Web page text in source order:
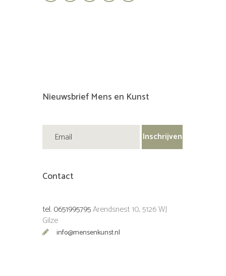
Nieuwsbrief Mens en Kunst
Contact
tel. 0651995795Arendsnest 10, 5126 WJ
Gilze
info@mensenkunst.nl